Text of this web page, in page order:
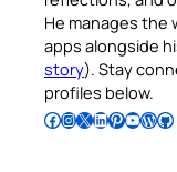
He manages the
apps alongside
story). Stay
profiles below.
Follow Pradeep on Facebook Follow Pradeep on InstagramFollow Pradeep on X Follow Pradeep on LinkedIn Follow Pradeep on Pinterest Subscribe to Pradeep’s Youtube Channel Follow Pradeep on WordPress Follow Pradeep on GitHub